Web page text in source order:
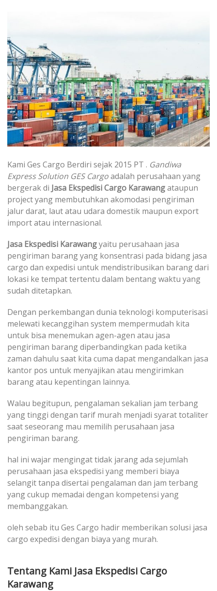
Kami Ges Cargo Berdiri sejak 2015 PT . Gandiwa
Express Solution GES Cargoadalah perusahaan yang
bergerak di Jasa Ekspedisi Cargo Karawangataupun
project yang membutuhkan akomodasi pengiriman
jalur darat, laut atau udara domestik maupun export
import atau internasional.
Jasa Ekspedisi Karawangyaitu perusahaan jasa
pengiriman barang yang konsentrasi pada bidang jasa
cargo dan expedisi untuk mendistribusikan barang dari
lokasi ke tempat tertentu dalam bentang waktu yang
sudah ditetapkan.
Dengan perkembangan dunia teknologi komputerisasi
melewati kecanggihan system mempermudah kita
untuk bisa menemukan agen-agen atau jasa
pengiriman barang diperbandingkan pada ketika
zaman dahulu saat kita cuma dapat mengandalkan jasa
kantor pos untuk menyajikan atau mengirimkan
barang atau kepentingan lainnya.
Walau begitupun, pengalaman sekalian jam terbang
yang tinggi dengan tarif murah menjadi syarat totaliter
saat seseorang mau memilih perusahaan jasa
pengiriman barang.
hal ini wajar mengingat tidak jarang ada sejumlah
perusahaan jasa ekspedisi yang memberi biaya
selangit tanpa disertai pengalaman dan jam terbang
yang cukup memadai dengan kompetensi yang
membanggakan.
oleh sebab itu Ges Cargo hadir memberikan solusi jasa
cargo expedisi dengan biaya yang murah.
Tentang Kami Jasa Ekspedisi Cargo
Karawang